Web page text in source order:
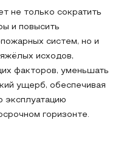
не только сократить
и повысить
систем, но и
исходов,
факторов, уменьшать
ущерб, обеспечивая
эксплуатацию
горизонте.